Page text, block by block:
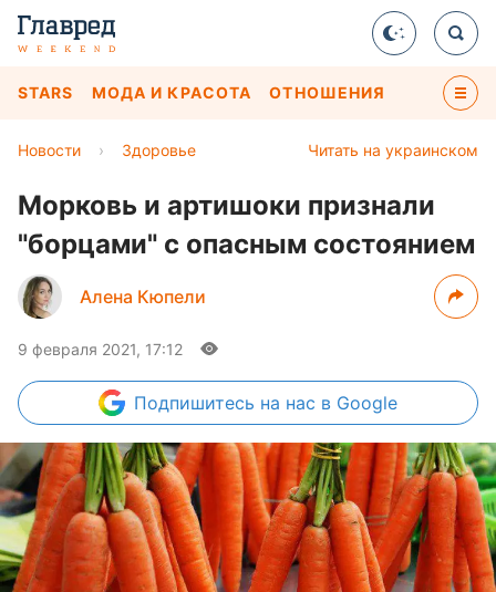
STARS МОДА И КРАСОТА ОТНОШЕНИЯ
Читать на украинском
Новости › Здоровье
Морковь и артишоки признали
"борцами" с опасным состоянием
Алена Кюпели
9 февраля 2021, 17:12
Подпишитесь на нас в Google